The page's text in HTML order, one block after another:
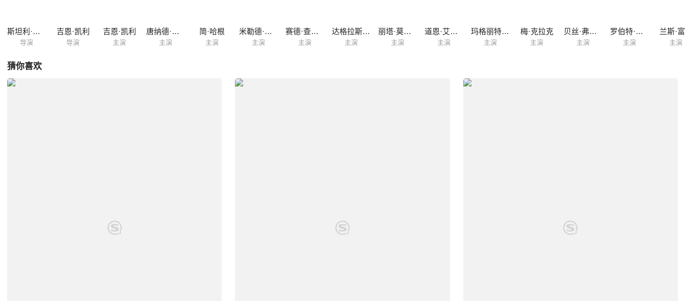
斯坦利·多南
导演
吉恩·凯利
导演
吉恩·凯利
主演
唐纳德·奥康纳
主演
简·哈根
主演
米勒德·米切尔
主演
赛德·查里斯
主演
达格拉斯·福雷
主演
丽塔·莫雷诺
主演
道恩·艾达丝
主演
玛格丽特·伯特
主演
梅·克拉克
主演
贝丝·弗劳尔斯
主演
罗伯特·福捷
主演
兰斯·
主演
猜你喜欢